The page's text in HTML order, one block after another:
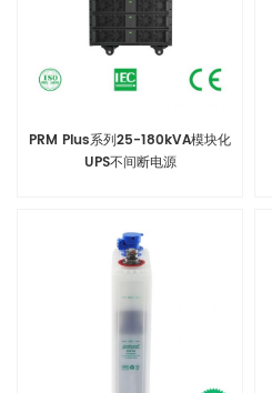
PRM Plus系列25-180kVA模块化
UPS不间断电源